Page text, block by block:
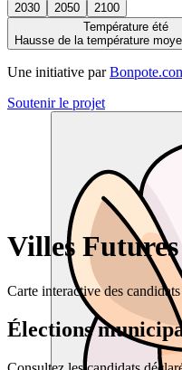
2030 2050
2100
Température été
Hausse de la température
Une initiative par
Soutenir le projet
Villes
Carte interactive des
Élections